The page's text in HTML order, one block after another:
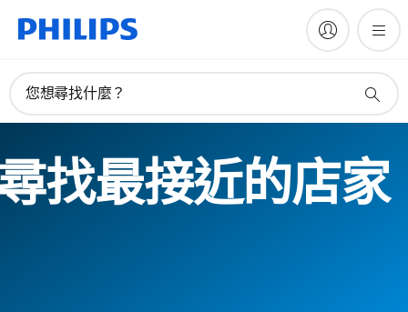
您想尋找什麼？
找最接近的店家